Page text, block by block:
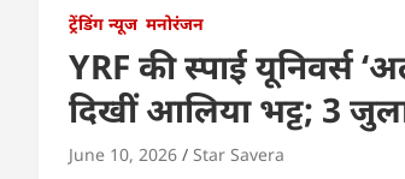
ट्रेंडिंग न्यूज मनोरंजन
YRF की स्पाई यूनिवर्स
दिखीं आलिया भट्ट; 3
June 10, 2026 Star Savera